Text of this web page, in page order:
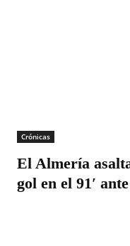
Crónicas
El Almería
gol en el 91′